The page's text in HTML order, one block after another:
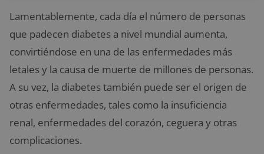
Lamentablemente, cada día el número de personas
que padecen diabetes a nivel mundial aumenta,
convirtiéndose en una de las enfermedades más
letales y la causa de muerte de millones de personas.
A su vez, la diabetes también puede ser el origen de
otras enfermedades, tales como la insuficiencia
renal, enfermedades del corazón, ceguera y otras
complicaciones.